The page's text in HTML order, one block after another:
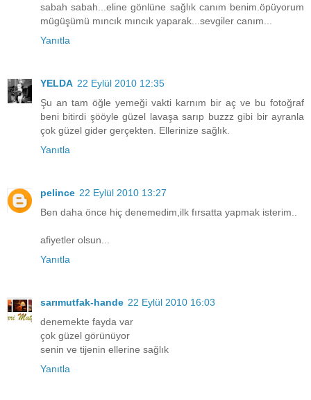
sabah sabah...eline gönlüne sağlık canım benim.öpüyorum
mügüşümü mıncık mıncık yaparak...sevgiler canım...
Yanıtla
YELDA 22 Eylül 2010 12:35
Şu an tam öğle yemeği vakti karnım bir aç ve bu fotoğraf
beni bitirdi şööyle güzel lavaşa sarıp buzzz gibi bir ayranla
çok güzel gider gerçekten. Ellerinize sağlık.
Yanıtla
pelince 22 Eylül 2010 13:27
Ben daha önce hiç denemedim,ilk fırsatta yapmak isterim..
afiyetler olsun...
Yanıtla
sarımutfak-hande 22 Eylül 2010 16:03
denemekte fayda var
çok güzel görünüyor
senin ve tijenin ellerine sağlık
Yanıtla